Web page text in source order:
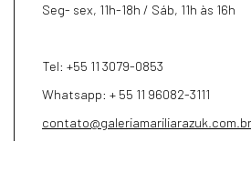
Seg- sex, 11h-18h / Sáb, 11h às 16h
Tel: +55 11 3079-0853
Whatsapp: + 55 11 96082-3111
contato@galeriamariliarazuk.com.br